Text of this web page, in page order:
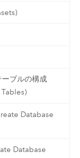
ブルの構成
Database
Database